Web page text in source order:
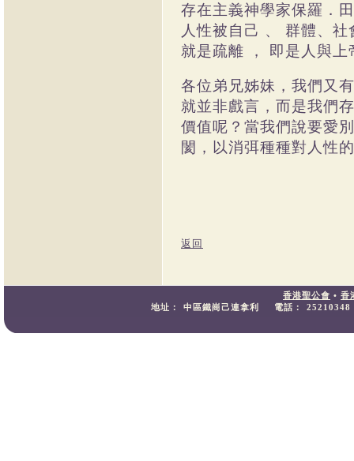
存在主義神學家保羅．
人性被自己 、
群體、社
就是疏離
， 即是人與上
各位弟兄姊妹，我們又
就並非戲言，而是我們
價值呢？當我們說要愛
閡，以消弭種種對人性
返回
香港聖公會 • 香
地址：
中區鐵崗己連拿利 電話： 25210348